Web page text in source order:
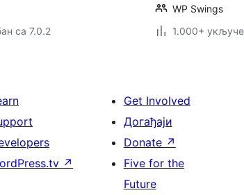
са 7.0.2
WP Swings
1.000+
↗
Get Involved
Догађаји
Donate ↗
Five for the
Future